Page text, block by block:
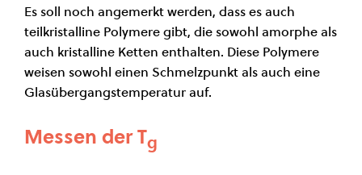
Es soll noch angemerkt werden, dass es auch
teilkristalline Polymere gibt, die sowohl amorphe als
auch kristalline Ketten enthalten. Diese Polymere
weisen sowohl einen Schmelzpunkt als auch eine
Glasübergangstemperatur auf.
Messen der Tg